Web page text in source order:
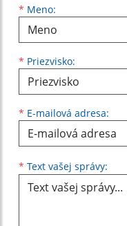
* Meno:
Meno
* Priezvisko:
Priezvisko
* E-mailová adresa:
E-mailová adresa
* Text vašej správy: